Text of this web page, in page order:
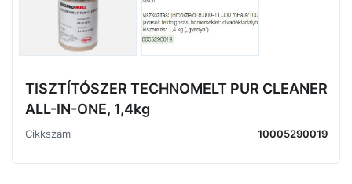
TISZTÍTÓSZER TECHNOMELT PUR CLEANER
ALL-IN-ONE, 1,4kg
Cikkszám 10005290019